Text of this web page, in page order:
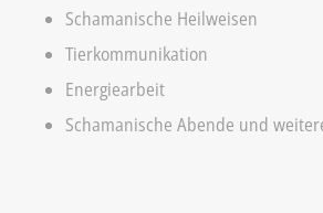
Schamanische Heilweisen
Tierkommunikation
Energiearbeit
Schamanische Abende und